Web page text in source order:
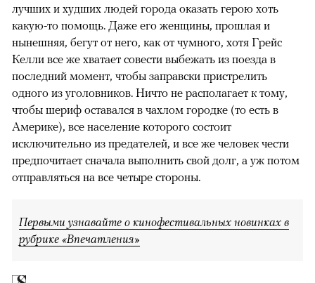
лучших и худших людей города оказать герою хоть
какую-то помощь. Даже его женщины, прошлая и
нынешняя, бегут от него, как от чумного, хотя Грейс
Келли все же хватает совести выбежать из поезда в
последний момент, чтобы заправски пристрелить
одного из уголовников. Ничто не располагает к тому,
чтобы шериф оставался в чахлом городке (то есть в
Америке), все население которого состоит
исключительно из предателей, и все же человек чести
предпочитает сначала выполнить свой долг, а уж потом
отправляться на все четыре стороны.
Первыми узнавайте о кинофестивальных новинках в
рубрике «Впечатления»